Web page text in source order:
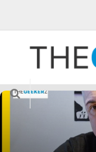
Applicazioni
Hardware